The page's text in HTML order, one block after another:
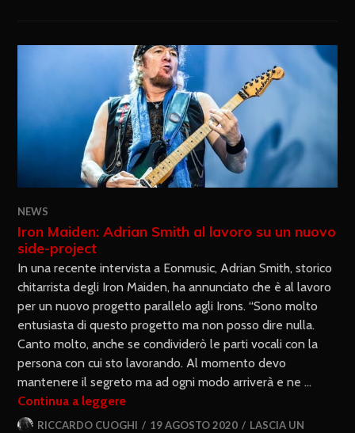
NEWS
Iron Maiden: Adrian Smith al lavoro su un nuovo
side-project
In una recente intervista a Eonmusic, Adrian Smith, storico
chitarrista degli Iron Maiden, ha annunciato che è al lavoro
per un nuovo progetto parallelo agli Irons. “Sono molto
entusiasta di questo progetto ma non posso dire nulla.
Canto molto, anche se condividerò le parti vocali con la
persona con cui sto lavorando. Al momento devo
mantenere il segreto ma ad ogni modo arriverà e ne …
Continua a leggere
RICCARDO CUOGHI 19 AGOSTO 2020
LASCIA UN